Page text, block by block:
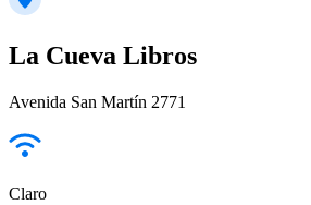
La Cueva Libros
Avenida San Martín 2771
Claro